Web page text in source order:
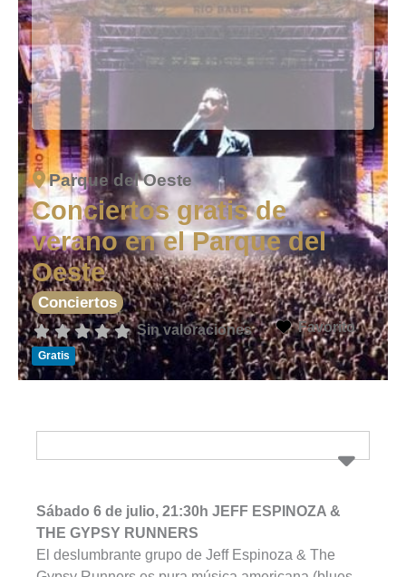
Parque del Oeste
Conciertos gratis de
verano en el Parque del
Oeste
Conciertos
Sin valoraciones Favorito
Gratis
Sábado 6 de julio, 21:30h JEFF ESPINOZA &
THE GYPSY RUNNERS
El deslumbrante grupo de Jeff Espinoza & The